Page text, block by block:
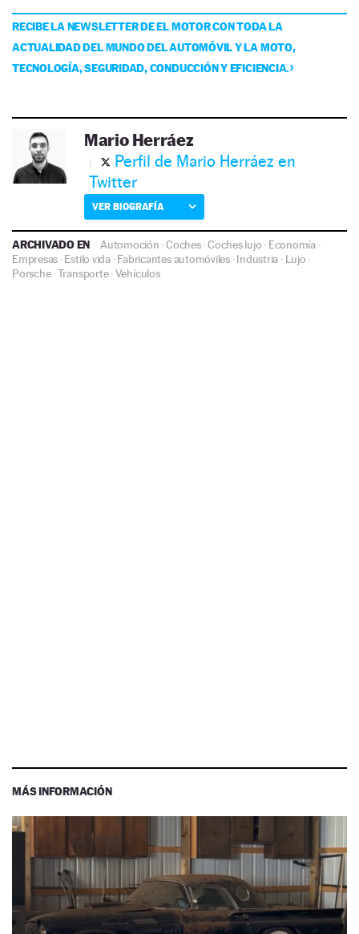
RECIBE LA NEWSLETTER DE EL MOTOR CON TODA LA
ACTUALIDAD DEL MUNDO DEL AUTOMÓVIL Y LA MOTO,
TECNOLOGÍA, SEGURIDAD, CONDUCCIÓN Y EFICIENCIA.
Mario Herráez
Perfil de Mario Herráez en
Twitter
VER BIOGRAFÍA
ARCHIVADO EN Automoción ·Coches·Coches lujo · Economía·
Empresas ·Estilo vida·Fabricantes automóviles ·Industria · Lujo ·
Porsche·Transporte·Vehículos
MÁS INFORMACIÓN